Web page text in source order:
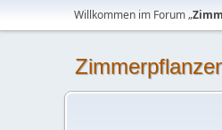
Willkommen im Forum „